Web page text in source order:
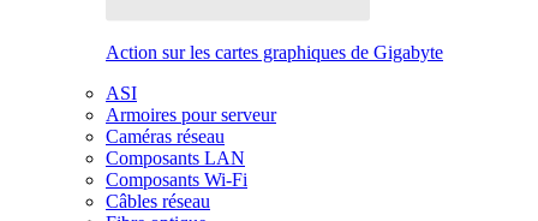
Action sur les cartes graphiques de Gigabyte
ASI
Armoires pour serveur
Caméras réseau
Composants LAN
Composants Wi-Fi
Câbles réseau